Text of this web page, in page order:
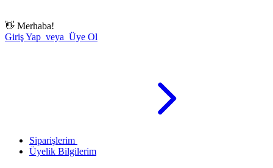
👋 Merhaba!
Giriş Yap veya Üye Ol
Siparişlerim
Üyelik Bilgilerim